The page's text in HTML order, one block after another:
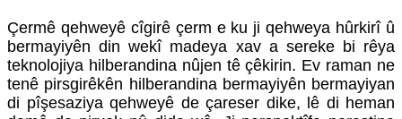
Çermê qehweyê cîgirê çerm e ku ji qehweya hûrkirî û
bermayiyên din wekî madeya xav a sereke bi rêya
teknolojiya hilberandina nûjen tê çêkirin. Ev raman ne
tenê pirsgirêkên hilberandina bermayiyên bermayiyan
di pîşesaziya qehweyê de çareser dike, lê di heman